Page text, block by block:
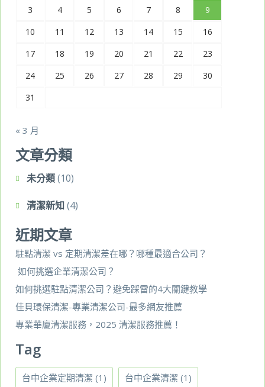
3
4 5 6 7 8
9
10
11 12 13 14 15
16
17
18 19 20 21 22
23
24
25 26 27 28 29
30
31
« 3 月
文章分類
未分類(10)
清潔新知(4)
近期文章
駐點清潔 vs 定期清潔差在哪？哪種最適合公司？
如何挑選企業清潔公司？
如何挑選駐點清潔公司？避免踩雷的4大關鍵教學
佳貝環保清潔-專業清潔公司-最多網友推薦
專業華廈清潔服務，2025 清潔服務推薦！
Tag
台中企業定期清潔 (1) 台中企業清潔 (1)